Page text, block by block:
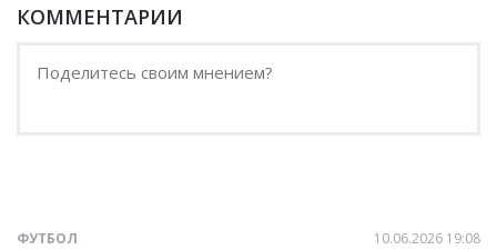
КОММЕНТАРИИ
ФУТБОЛ 10.06.2026 19:08